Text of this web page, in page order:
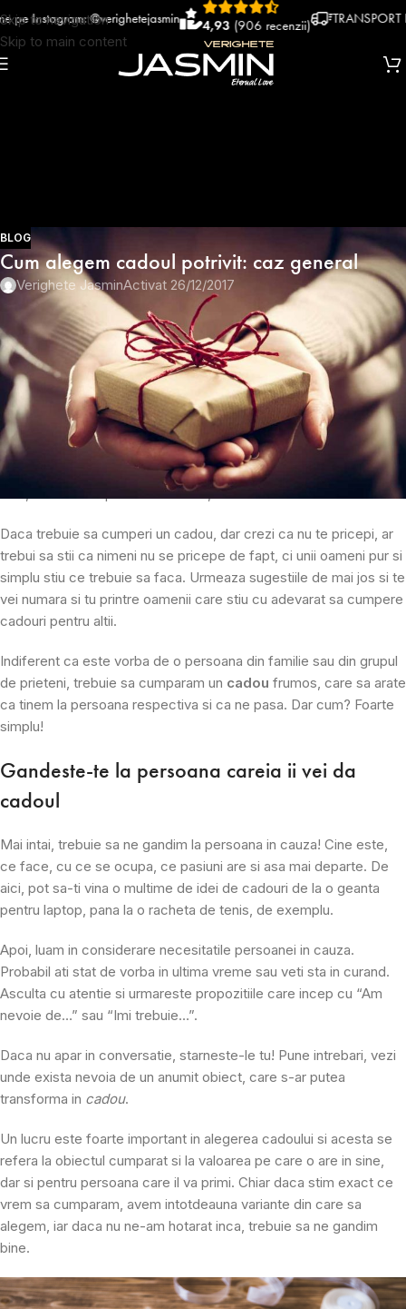
Skip to navigation
Skip to main content
@verighetejasmin 4,93(906 recenzii) TRANSPORT
BLOG
Cum alegem cadoul potrivit: caz general
Verighete JasminActivat 26/12/2017
Alegerea cadoului perfecteste intotdeauna o problema pentru
majoritatea oamenilor. Cu atat de multe evenimente in viata si
oameni de cadorisit, ar fi de asteptat, la un moment dat, ca toti
sa devenim experti in domeniul cumparaturilor pentru altcineva.
Insa, rar se intampla asa. Si atunci, avem nevoie de indrumare.
Daca trebuie sa cumperi un cadou, dar crezi ca nu te pricepi, ar
trebui sa stii ca nimeni nu se pricepe de fapt, ci unii oameni pur si
simplu stiu ce trebuie sa faca. Urmeaza sugestiile de mai jos si te
vei numara si tu printre oamenii care stiu cu adevarat sa cumpere
cadouri pentru altii.
Indiferent ca este vorba de o persoana din familie sau din grupul
de prieteni, trebuie sa cumparam un cadou frumos, care sa arate
ca tinem la persoana respectiva si ca ne pasa. Dar cum? Foarte
simplu!
Gandeste-te la persoana careia ii vei da
cadoul
Mai intai, trebuie sa ne gandim la persoana in cauza! Cine este,
ce face, cu ce se ocupa, ce pasiuni are si asa mai departe. De
aici, pot sa-ti vina o multime de idei de cadouri de la o geanta
pentru laptop, pana la o racheta de tenis, de exemplu.
Apoi, luam in considerare necesitatile persoanei in cauza.
Probabil ati stat de vorba in ultima vreme sau veti sta in curand.
Asculta cu atentie si urmareste propozitiile care incep cu “Am
nevoie de…” sau “Imi trebuie…”.
Daca nu apar in conversatie, starneste-le tu! Pune intrebari, vezi
unde exista nevoia de un anumit obiect, care s-ar putea
transforma in cadou.
Un lucru este foarte important in alegerea cadoului si acesta se
refera la obiectul cumparat si la valoarea pe care o are in sine,
dar si pentru persoana care il va primi. Chiar daca stim exact ce
vrem sa cumparam, avem intotdeauna variante din care sa
alegem, iar daca nu ne-am hotarat inca, trebuie sa ne gandim
bine.